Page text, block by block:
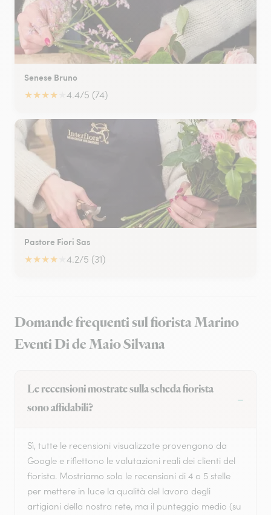
Senese Bruno
★★★★ 4.4/5 (74)
Pastore Fiori Sas
★★★★ 4.2/5 (31)
Domande frequenti sul fiorista Marino
Eventi Di de Maio Silvana
Le recensioni mostrate sulla scheda fiorista
sono affidabili?
Sì, tutte le recensioni visualizzate provengono da
Google e riflettono le valutazioni reali dei clienti del
fiorista. Mostriamo solo le recensioni di 4 o 5 stelle
per mettere in luce la qualità del lavoro degli
artigiani della nostra rete, ma il punteggio medio (su